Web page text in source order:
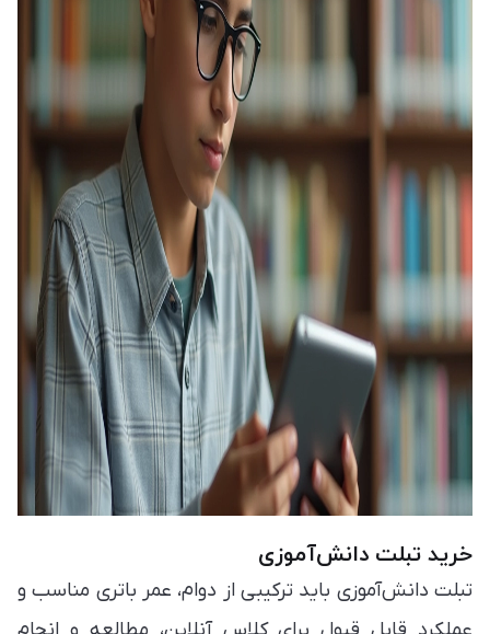
خرید تبلت دانش‌آموزی
تبلت دانش‌آموزی باید ترکیبی از دوام، عمر باتری مناسب و